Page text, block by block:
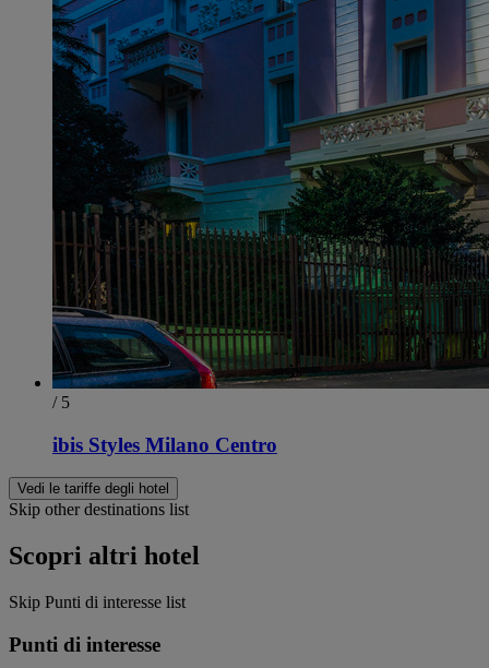
/ 5
ibis Styles Milano Centro
Vedi le tariffe degli hotel
Skip other destinations list
Scopri altri hotel
Skip Punti di interesse list
Punti di interesse